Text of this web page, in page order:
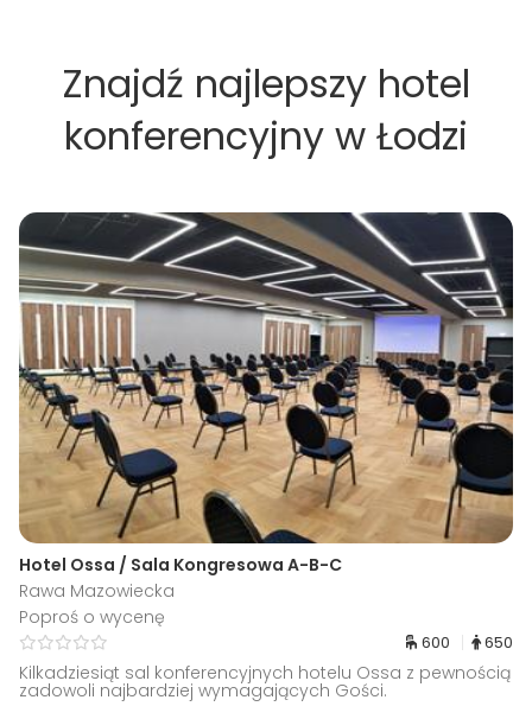
Znajdź najlepszy hotel
konferencyjny w Łodzi
Hotel Ossa / Sala Kongresowa A-B-C
Rawa Mazowiecka
Poproś o wycenę
600 650
Kilkadziesiąt sal konferencyjnych hotelu Ossa z pewnością
zadowoli najbardziej wymagających Gości.